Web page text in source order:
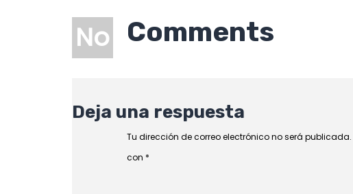
No Comments
Deja una respuesta
Tu dirección de correo electrónico no será publicada.
con *